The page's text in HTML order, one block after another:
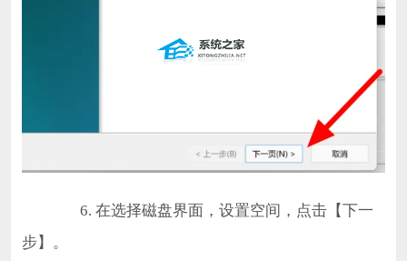
6. 在选择磁盘界面，设置空间，点击【下一
步】。